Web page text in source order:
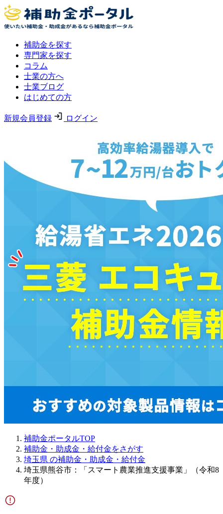
補助金を探す
専門家を探す
コラム
士業の方へ
士業ブログ
はじめての方
新規会員登録 ログイン
補助金ポータルTOP
補助金・助成金・給付金をさがす
埼玉県 の補助金・助成金・給付金
埼玉県熊谷市：「スマート農業推進支援事業」（令和8
年度）